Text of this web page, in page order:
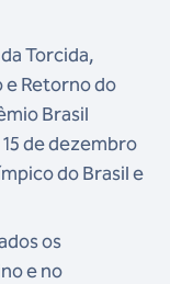
Torcida,
e Retorno do
Brasil
de dezembro
do Brasil e
os
e no